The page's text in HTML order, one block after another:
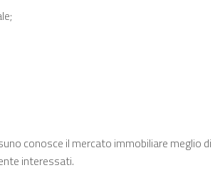
conosce il mercato immobiliare meglio di
interessati.